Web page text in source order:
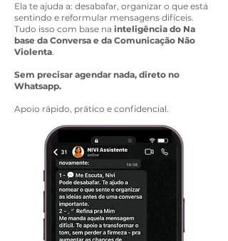
Ela te ajuda a: desabafar, organizar o que está
sentindo e reformular mensagens difíceis.
Tudo isso com base na inteligência do Na
base da Conversa e da Comunicação Não
Violenta.
Sem precisar agendar nada, direto no
Whatsapp.
Apoio rápido, prático e confidencial.